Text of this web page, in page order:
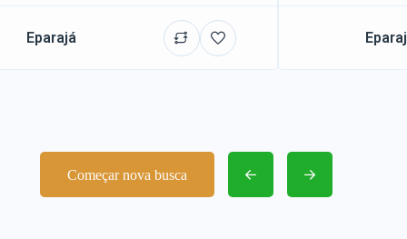
Eparajá
Começar nova busca